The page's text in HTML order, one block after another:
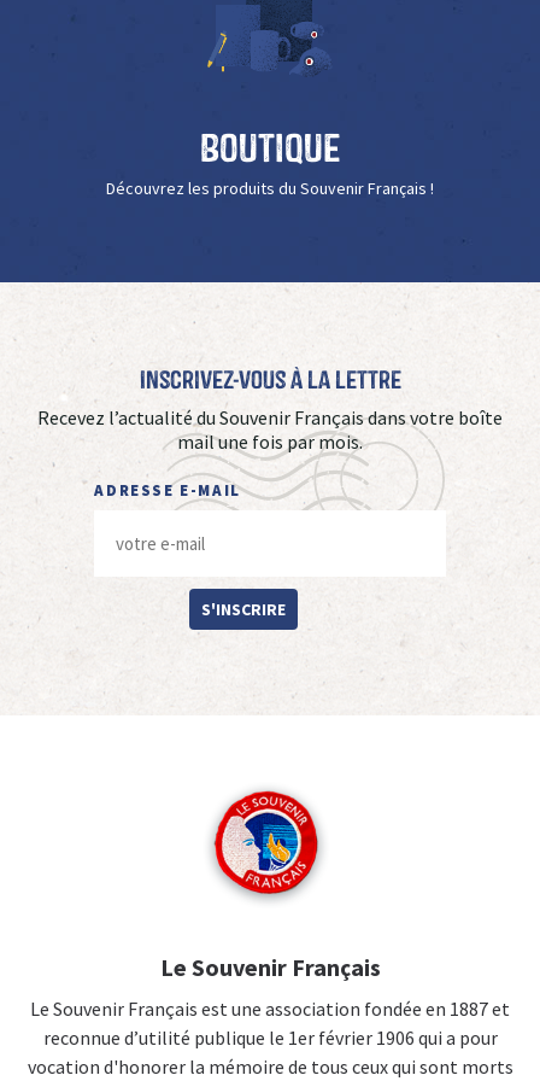
Boutique
Découvrez les produits du Souvenir Français !
Inscrivez-vous à La Lettre
Recevez l’actualité du Souvenir Français dans votre boîte
mail une fois par mois.
ADRESSE E-MAIL
S'INSCRIRE
Le Souvenir Français
Le Souvenir Français est une association fondée en 1887 et
reconnue d’utilité publique le 1er février 1906 qui a pour
vocation d'honorer la mémoire de tous ceux qui sont morts